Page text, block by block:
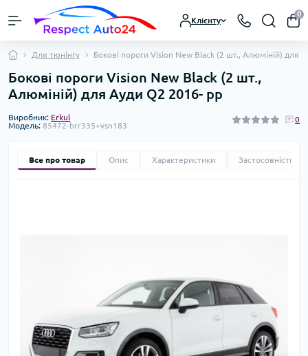
Клієнту
0
Для тюнінгу Бокові пороги Vision New Black (2 шт., Алюміній) для
Бокові пороги Vision New Black (2 шт.,
Алюміній) для Ауди Q2 2016- рр
Виробник: Erkul
Модель: 85472-brr335+vsn183
0
Все про товар Опис Характеристики Застосовність